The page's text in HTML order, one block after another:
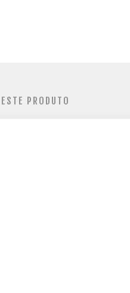
PRODUTO